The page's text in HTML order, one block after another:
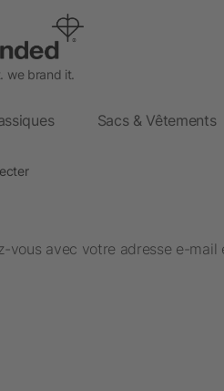
we brand it.
Sacs & Vêtements
vous avec votre adresse e-